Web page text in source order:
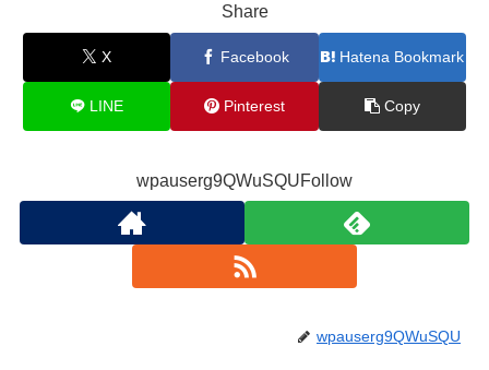
Share
X Facebook Hatena Bookmark
LINE Pinterest Copy
wpauserg9QWuSQUFollow
wpauserg9QWuSQU